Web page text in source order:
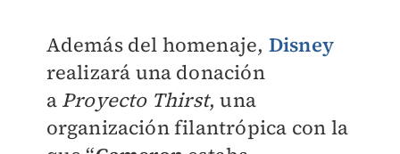
Además del homenaje, Disney
realizará una donación
a Proyecto Thirst, una
organización filantrópica con la